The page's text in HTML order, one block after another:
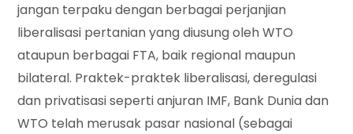
jangan terpaku dengan berbagai perjanjian
liberalisasi pertanian yang diusung oleh WTO
ataupun berbagai FTA, baik regional maupun
bilateral. Praktek-praktek liberalisasi, deregulasi
dan privatisasi seperti anjuran IMF, Bank Dunia dan
WTO telah merusak pasar nasional (sebagai